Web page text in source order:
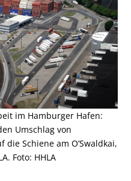
im Hamburger Hafen:
Umschlag von
die Schiene am O’Swaldkai,
Foto: HHLA